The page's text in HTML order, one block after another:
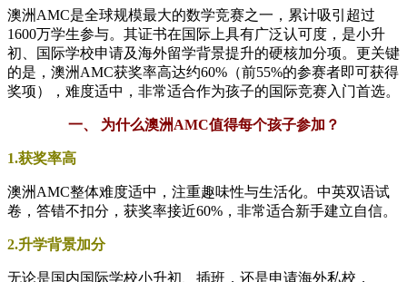
澳洲AMC是全球规模最大的数学竞赛之一，累计吸引超过
1600万学生参与。其证书在国际上具有广泛认可度，是小升
初、国际学校申请及海外留学背景提升的硬核加分项。更关键
的是，澳洲AMC获奖率高达约60%（前55%的参赛者即可获得
奖项），难度适中，非常适合作为孩子的国际竞赛入门首选。
一、 为什么澳洲AMC值得每个孩子参加？
1.获奖率高
澳洲AMC整体难度适中，注重趣味性与生活化。中英双语试
卷，答错不扣分，获奖率接近60%，非常适合新手建立自信。
2.升学背景加分
无论是国内国际学校小升初、插班，还是申请海外私校，